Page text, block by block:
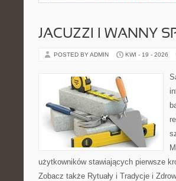
JACUZZI I WANNY
POSTED BY ADMIN KWI - 19 - 2026
użytkowników stawiających pierwsze
Zobacz także Rytuały i Tradycje i